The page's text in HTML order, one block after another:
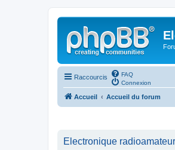
Raccourcis
FAQ
Connexion
Accueil Accueil du forum
Electronique